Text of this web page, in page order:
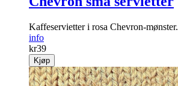
Kaffeservietter i rosa Chevron-mønster.
info
kr39
Kjøp